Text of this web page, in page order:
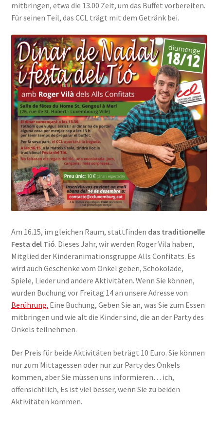
mitbringen, etwa die 13.00 Zeit, um das Buffet vorbereiten.
Für seinen Teil, das CCL trägt mit dem Getränk bei.
Am 16.15, im gleichen Raum, stattfinden das traditionelle
Festa del Tió. Dieses Jahr, wir werden Roger Vila haben,
Mitglied der Kinderanimationsgruppe Alls Confitats. Es
wird auch Geschenke vom Onkel geben, Schokolade,
Spiele, Lieder und andere Aktivitäten. Wenn Sie können,
wurden Buchung vor Freitag 14 an unsere Adresse von
Berührung. Eine Buchung, Geben Sie an, was Sie zum Essen
mitbringen und wie alt die Kinder sind, die an der Party des
Onkels teilnehmen.
Der Preis für beide Aktivitäten beträgt 10 Euro. Sie können
nur zum Mittagessen oder nur zur Party des Onkels
kommen, aber Sie müssen uns informieren… ich,
offensichtlich, Es ist viel besser, wenn Sie zu beiden
Aktivitäten kommen.